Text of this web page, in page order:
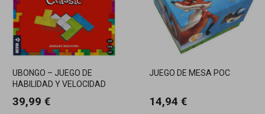
UBONGO – JUEGO DE
HABILIDAD Y VELOCIDAD
DE DEVIR
39,99 €
JUEGO DE MESA POC
14,94 €